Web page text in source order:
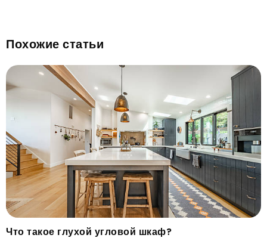
Похожие статьи
Что такое глухой угловой шкаф?